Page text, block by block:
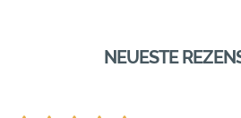
NEUESTE